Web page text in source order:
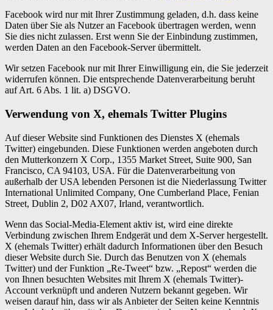
Facebook wird nur mit Ihrer Zustimmung geladen, d.h. dass keine
Daten über Sie als Nutzer an Facebook übertragen werden, wenn
Sie dies nicht zulassen. Erst wenn Sie der Einbindung zustimmen,
werden Daten an den Facebook-Server übermittelt.
Wir setzen Facebook nur mit Ihrer Einwilligung ein, die Sie jederzeit
widerrufen können. Die entsprechende Datenverarbeitung beruht
auf Art. 6 Abs. 1 lit. a) DSGVO.
Verwendung von X, ehemals Twitter Plugins
Auf dieser Website sind Funktionen des Dienstes X (ehemals
Twitter) eingebunden. Diese Funktionen werden angeboten durch
den Mutterkonzern X Corp., 1355 Market Street, Suite 900, San
Francisco, CA 94103, USA. Für die Datenverarbeitung von
außerhalb der USA lebenden Personen ist die Niederlassung Twitter
International Unlimited Company, One Cumberland Place, Fenian
Street, Dublin 2, D02 AX07, Irland, verantwortlich.
Wenn das Social-Media-Element aktiv ist, wird eine direkte
Verbindung zwischen Ihrem Endgerät und dem X-Server hergestellt.
X (ehemals Twitter) erhält dadurch Informationen über den Besuch
dieser Website durch Sie. Durch das Benutzen von X (ehemals
Twitter) und der Funktion „Re-Tweet“ bzw. „Repost“ werden die
von Ihnen besuchten Websites mit Ihrem X (ehemals Twitter)-
Account verknüpft und anderen Nutzern bekannt gegeben. Wir
weisen darauf hin, dass wir als Anbieter der Seiten keine Kenntnis